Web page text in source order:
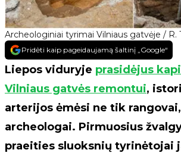
Archeologiniai tyrimai Vilniaus gatvėje / R.
Pridėti kaip pageidaujamą šaltinį „Google“
Liepos viduryje prasidėjus
Vilniaus gatvės remontui,
arterijos ėmėsi ne tik
archeologai. Pirmuosius
praeities sluoksnių tyrinėtojai